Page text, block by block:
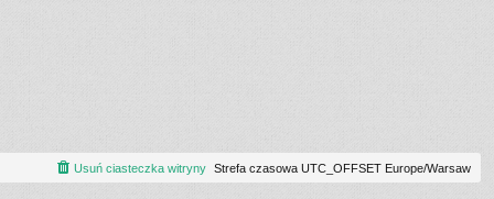
Strefa czasowa UTC_OFFSET Europe/Warsaw
Usuń ciasteczka witryny